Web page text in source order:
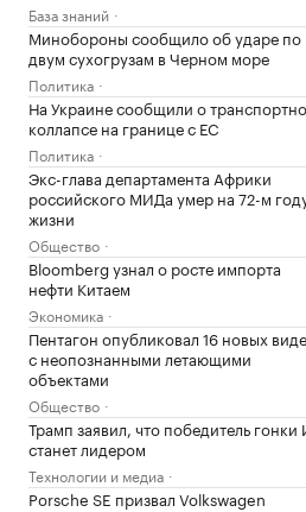
База знаний
Минобороны сообщило об ударе по
двум сухогрузам в Черном море
Политика
На Украине сообщили о
коллапсе на границе с ЕС
Политика
Экс-глава департамента Африки
российского МИДа умер на 72-м
жизни
Общество
Bloomberg узнал о росте импорта
нефти Китаем
Экономика
Пентагон опубликовал 16 новых
с неопознанными летающими
объектами
Общество
Трамп заявил, что победитель
станет лидером
Технологии и медиа
Porsche SE призвал Volkswagen